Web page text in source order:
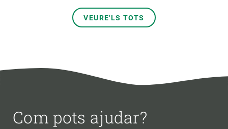
VEURE'LS TOTS
Com pots ajudar?